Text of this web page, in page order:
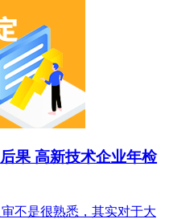
果 高新技术企业年检
不是很熟悉，其实对于大